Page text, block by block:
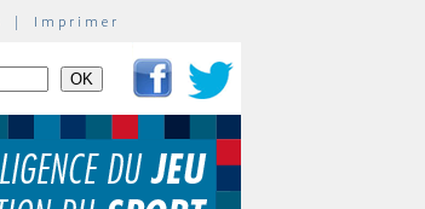
| Imprimer